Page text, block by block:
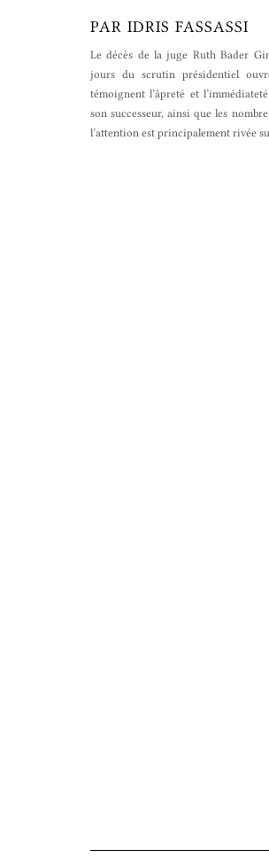
PAR IDRIS FASSASSI
Le décès de la juge Ruth Bader
jours du scrutin présidentiel
témoignent l’âpreté et
son successeur, ainsi que les
l’attention est principalement rivée